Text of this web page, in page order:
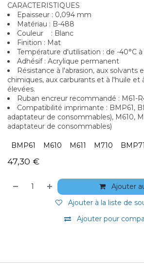
CARACTERISTIQUES
Epaisseur : 0,094 mm
Matériau : B-488
Couleur : Blanc
Finition : Mat
Température d'utilisation : de -40°C à
Adhésif : Acrylique permanent
Résistance à l'abrasion, aux solvants
chimiques, aux carburants et à l'huile
élevées.
Ruban encreur recommandé : M61-
Compatibilité imprimante : BMP61,
adaptateur de consommables), M610,
adaptateur de consommables)
BMP61 M610 M611 M710 BMP71
47,30 €
Ajouter
Ajouter pour
Ajouter à la liste de